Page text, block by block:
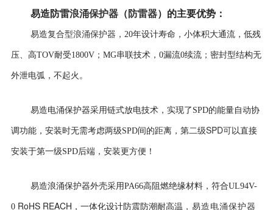
易造防雷浪涌保护器（防雷器） 的主要优势：
易造复合型浪涌保护器 ， 20年设计寿命， 小体积大通流，低残
压、高TOV耐受1800V；MG串联技术，0漏流0续流；密封型结构无
外泄电弧，不起火。
易造电涌保护器采用链式放电技术，实现了SPD的能量自动协
调功能，安装时无需考虑两级SPD间的距离，第二级SPD可以直接
安装于第一级SPD后端，安装更方便！
易造浪涌保护器外壳采用PA66高阻燃绝缘材料，符合UL94V-
0 RoHS REACH ，一体化设计防震防潮耐高温 ，易造电涌保护器